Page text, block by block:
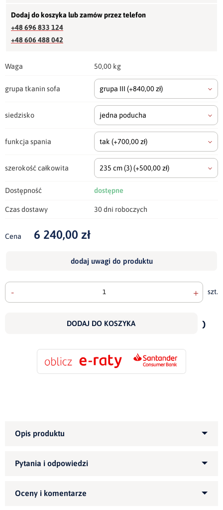
Dodaj do koszyka lub zamów przez telefon
+48 696 833 124
+48 606 488 042
Waga 50,00 kg
grupa tkanin sofa grupa III (+840,00 zł)
siedzisko jedna poducha
funkcja spania tak (+700,00 zł)
szerokość całkowita 235 cm(3)(+500,00 zł)
Dostępność dostępne
Czas dostawy 30 dni roboczych
Cena 6 240,00 zł
dodaj uwagi do produktu
- + szt.
DODAJ DO KOSZYKA
do
wysokość 82cm
Zapytaj o produkt